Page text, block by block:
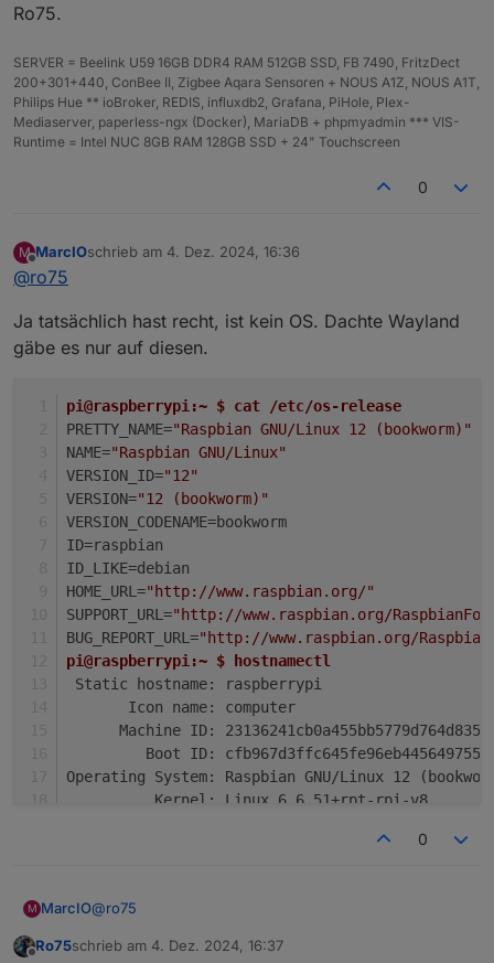
Ro75.
SERVER = Beelink U59 16GB DDR4 RAM 512GB SSD, FB 7490, FritzDect
200+301+440, ConBee II, Zigbee Aqara Sensoren + NOUS A1Z, NOUS A1T,
Philips Hue ** ioBroker, REDIS, influxdb2, Grafana, PiHole, Plex-
Mediaserver, paperless-ngx (Docker), MariaDB + phpmyadmin *** VIS-
Runtime = Intel NUC 8GB RAM 128GB SSD + 24" Touchscreen
0
M
Offline
MarcIOschrieb am 4. Dez. 2024, 16:36
zuletzt editiert von
@ro75
Ja tatsächlich hast recht, ist kein OS. Dachte Wayland
gäbe es nur auf diesen.
pi@raspberrypi:~ $ cat /etc/os-release
PRETTY_NAME="Raspbian GNU/Linux 12 (bookworm)"
NAME="Raspbian GNU/Linux"
VERSION_ID="12"
VERSION="12 (bookworm)"
VERSION_CODENAME=bookworm
ID=raspbian
ID_LIKE=debian
HOME_URL="http://www.raspbian.org/"
SUPPORT_URL="http://www.raspbian.org/
BUG_REPORT_URL="http://www.raspbian.org/
pi@raspberrypi:~ $ hostnamectl
Static hostname: raspberrypi
       Icon name: computer
Machine ID:
Boot ID:
Operating System: Raspbian GNU/Linux 12
          Kernel: Linux 6.6.51+rpt-rpi-v8
0
M MarcIO@ro75
Ja tatsächlich hast recht, ist kein OS. Dachte Wayland
Ro75schrieb am 4. Dez. 2024, 16:37
zuletzt editiert von